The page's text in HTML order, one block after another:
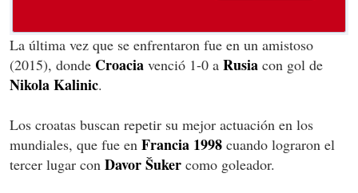
La última vez que se enfrentaron fue en un amistoso
(2015), donde Croacia venció 1-0 a Rusia con gol de
Nikola Kalinic.
Los croatas buscan repetir su mejor actuación en los
mundiales, que fue en Francia 1998 cuando lograron el
tercer lugar con Davor Šuker como goleador.